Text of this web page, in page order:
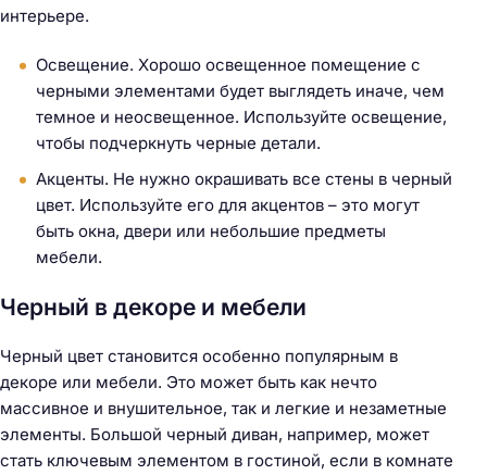
интерьере.
Освещение. Хорошо освещенное помещение с
черными элементами будет выглядеть иначе, чем
темное и неосвещенное. Используйте освещение,
чтобы подчеркнуть черные детали.
Акценты. Не нужно окрашивать все стены в черный
цвет. Используйте его для акцентов – это могут
быть окна, двери или небольшие предметы
мебели.
Черный в декоре и мебели
Черный цвет становится особенно популярным в
декоре или мебели. Это может быть как нечто
массивное и внушительное, так и легкие и незаметные
элементы. Большой черный диван, например, может
стать ключевым элементом в гостиной, если в комнате